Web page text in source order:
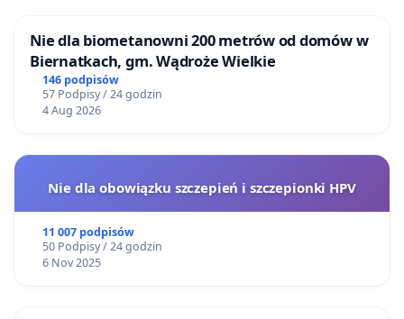
Nie dla biometanowni 200 metrów od domów w
Biernatkach, gm. Wądroże Wielkie
146 podpisów
57 Podpisy / 24 godzin
4 Aug 2026
Nie dla obowiązku szczepień i szczepionki HPV
11 007 podpisów
50 Podpisy / 24 godzin
6 Nov 2025